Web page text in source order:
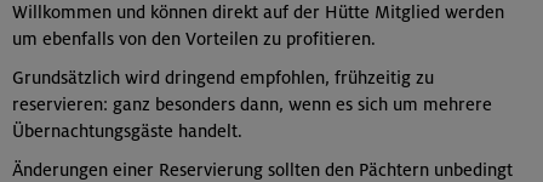
Willkommen und können direkt auf der Hütte Mitglied werden
um ebenfalls von den Vorteilen zu profitieren.
Grundsätzlich wird dringend empfohlen, frühzeitig zu
reservieren: ganz besonders dann, wenn es sich um mehrere
Übernachtungsgäste handelt.
Änderungen einer Reservierung sollten den Pächtern unbedingt